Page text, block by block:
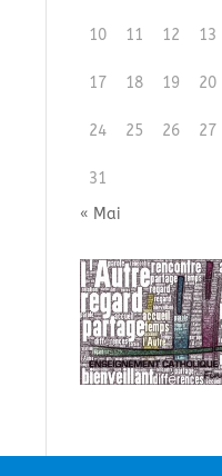
10 11 12 13
17 18 19 20
24 25 26 27
31
« Mai